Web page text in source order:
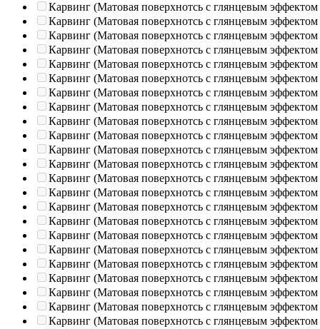
Карвинг (Матовая поверхнотсь с глянцевым эффектом
Карвинг (Матовая поверхнотсь с глянцевым эффектом
Карвинг (Матовая поверхнотсь с глянцевым эффектом
Карвинг (Матовая поверхнотсь с глянцевым эффектом
Карвинг (Матовая поверхнотсь с глянцевым эффектом
Карвинг (Матовая поверхнотсь с глянцевым эффектом
Карвинг (Матовая поверхнотсь с глянцевым эффектом
Карвинг (Матовая поверхнотсь с глянцевым эффектом
Карвинг (Матовая поверхнотсь с глянцевым эффектом
Карвинг (Матовая поверхнотсь с глянцевым эффектом
Карвинг (Матовая поверхнотсь с глянцевым эффектом
Карвинг (Матовая поверхнотсь с глянцевым эффектом
Карвинг (Матовая поверхнотсь с глянцевым эффектом
Карвинг (Матовая поверхнотсь с глянцевым эффектом
Карвинг (Матовая поверхнотсь с глянцевым эффектом
Карвинг (Матовая поверхнотсь с глянцевым эффектом
Карвинг (Матовая поверхнотсь с глянцевым эффектом
Карвинг (Матовая поверхнотсь с глянцевым эффектом
Карвинг (Матовая поверхнотсь с глянцевым эффектом
Карвинг (Матовая поверхнотсь с глянцевым эффектом
Карвинг (Матовая поверхнотсь с глянцевым эффектом
Карвинг (Матовая поверхнотсь с глянцевым эффектом
Карвинг (Матовая поверхнотсь с глянцевым эффектом